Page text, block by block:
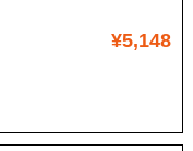
¥5,148